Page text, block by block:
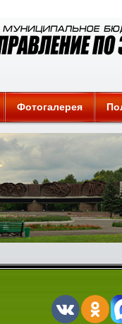
Фотогалерея